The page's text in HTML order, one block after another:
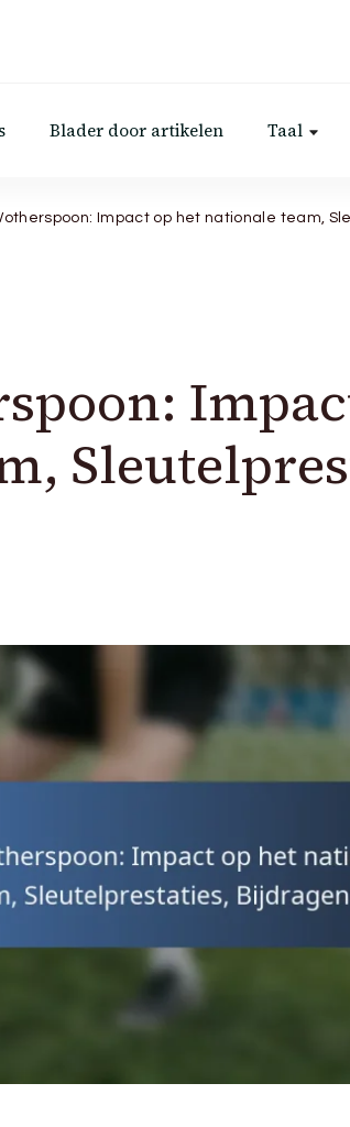
Blader door artikelen Taal
Impact op het nationale team,